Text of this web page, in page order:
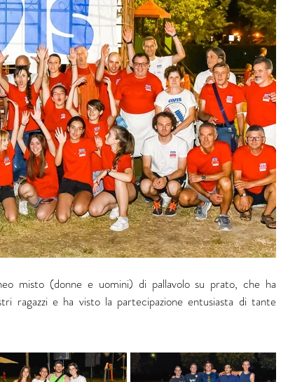
misto (donne e uomini) di pallavolo su prato, che ha
ragazzi e ha visto la partecipazione entusiasta di tante